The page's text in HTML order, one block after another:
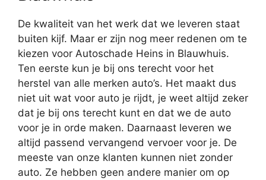
De kwaliteit van het werk dat we leveren staat
buiten kijf. Maar er zijn nog meer redenen om te
kiezen voor Autoschade Heins in Blauwhuis.
Ten eerste kun je bij ons terecht voor het
herstel van alle merken auto’s. Het maakt dus
niet uit wat voor auto je rijdt, je weet altijd zeker
dat je bij ons terecht kunt en dat we de auto
voor je in orde maken. Daarnaast leveren we
altijd passend vervangend vervoer voor je. De
meeste van onze klanten kunnen niet zonder
auto. Ze hebben geen andere manier om op